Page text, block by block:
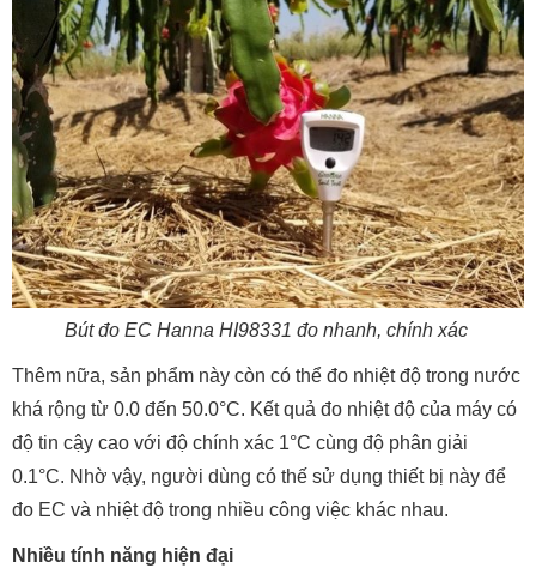
Bút đo EC Hanna HI98331 đo nhanh, chính xác
Thêm nữa, sản phẩm này còn có thể đo nhiệt độ trong nước
khá rộng từ 0.0 đến 50.0°C. Kết quả đo nhiệt độ của máy có
độ tin cậy cao với độ chính xác 1°C cùng độ phân giải
0.1°C. Nhờ vậy, người dùng có thế sử dụng thiết bị này để
đo EC và nhiệt độ trong nhiều công việc khác nhau.
Nhiều tính năng hiện đại